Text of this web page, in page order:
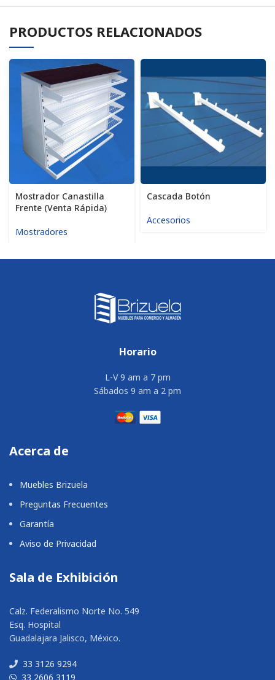
PRODUCTOS RELACIONADOS
Mostrador Canastilla
Frente (Venta Rápida)
Mostradores
Cascada Botón
Accesorios
Horario
L-V 9 am a 7 pm
Sábados 9 am a 2 pm
Acerca de
Muebles Brizuela
Preguntas Frecuentes
Garantía
Aviso de Privacidad
Sala de Exhibición
Calz. Federalismo Norte No. 549
Esq. Hospital
Guadalajara Jalisco, México.
33 3126 9294
33 2606 3119